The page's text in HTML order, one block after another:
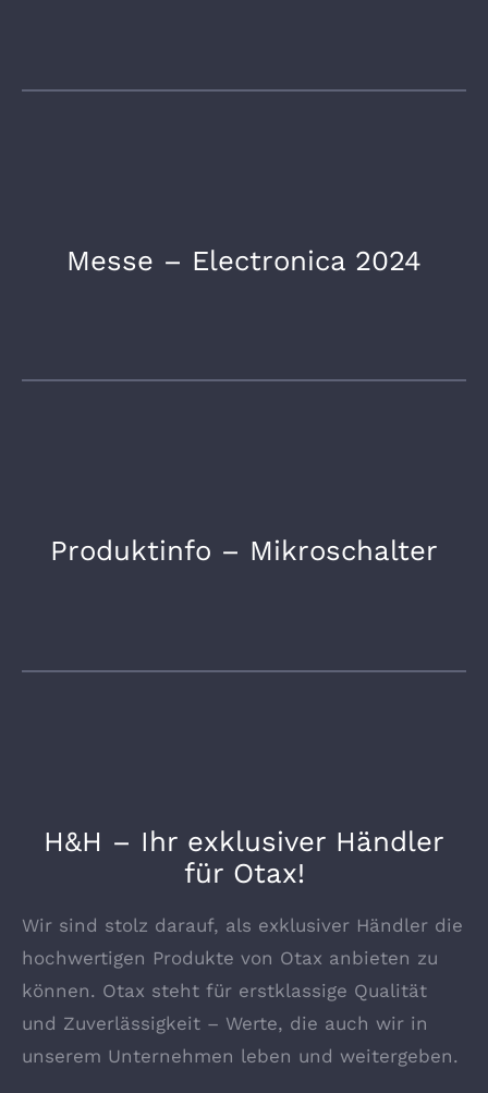
Messe – Electronica 2024
Produktinfo – Mikroschalter
H&H – Ihr exklusiver Händler
für Otax!
Wir sind stolz darauf, als exklusiver Händler die
hochwertigen Produkte von Otax anbieten zu
können. Otax steht für erstklassige Qualität
und Zuverlässigkeit – Werte, die auch wir in
unserem Unternehmen leben und weitergeben.